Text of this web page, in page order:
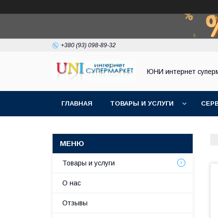
+380 (93) 098-89-32
ЮНИ интернет
ГЛАВНАЯ ТОВАРЫ И УСЛУГИ
Товары и услуги
О нас
Отзывы